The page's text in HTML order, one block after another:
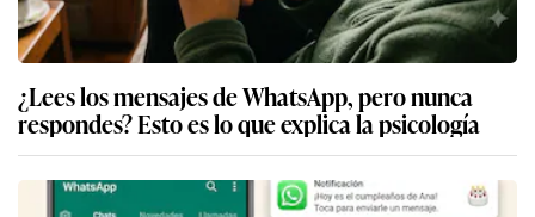
¿Lees los mensajes de WhatsApp, pero nunca
respondes? Esto es lo que explica la psicología